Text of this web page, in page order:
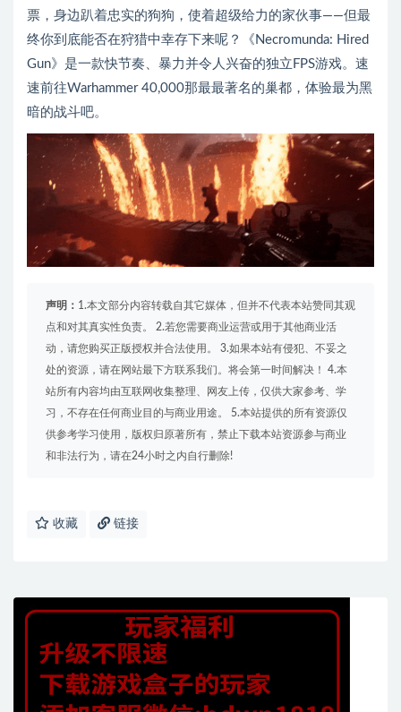
票，身边趴着忠实的狗狗，使着超级给力的家伙事——但最
终你到底能否在狩猎中幸存下来呢？《Necromunda: Hired
Gun》是一款快节奏、暴力并令人兴奋的独立FPS游戏。速
速前往Warhammer 40,000那最最著名的巢都，体验最为黑
暗的战斗吧。
声明： 1.本文部分内容转载自其它媒体，但并不代表本站赞同其观
点和对其真实性负责。 2.若您需要商业运营或用于其他商业活
动，请您购买正版授权并合法使用。 3.如果本站有侵犯、不妥之
处的资源，请在网站最下方联系我们。将会第一时间解决！ 4.本
站所有内容均由互联网收集整理、网友上传，仅供大家参考、学
习，不存在任何商业目的与商业用途。 5.本站提供的所有资源仅
供参考学习使用，版权归原著所有，禁止下载本站资源参与商业
和非法行为，请在24小时之内自行删除!
收藏 链接